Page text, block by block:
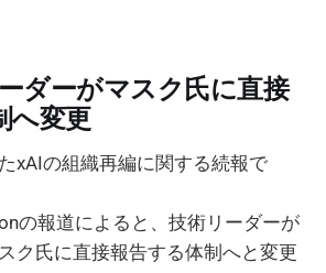
ダーがマスク氏に直接
へ変更
xAIの組織再編に関する続報で
の報道によると、技術リーダーが
ク氏に直接報告する体制へと変更